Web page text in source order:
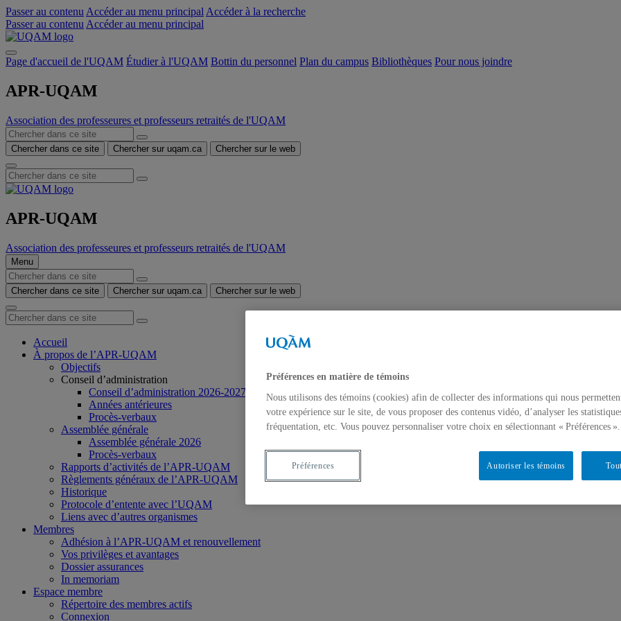
Passer au contenu Accéder au menu principal Accéder à la recherche
Passer au contenu Accéder au menu principal
Page d'accueil de l'UQAM Étudier à l'UQAM Bottin du personnel Plan du campus Bibliothèques Pour nous joindre
APR-UQAM
Association des professeures et professeurs retraités de l'UQAM
Chercher dans ce site Chercher sur uqam.ca Chercher sur le web
APR-UQAM
Association des professeures et professeurs retraités de l'UQAM
Menu
Chercher dans ce site Chercher sur uqam.ca Chercher sur le web
Accueil
À propos de l’APR-UQAM
Objectifs
Conseil d’administration
Conseil d’administration 2026-2027
Années antérieures
Procès-verbaux
Assemblée générale
Assemblée générale 2026
Procès-verbaux
Rapports d’activités de l’APR-UQAM
Règlements généraux de l’APR-UQAM
Historique
Protocole d’entente avec l’UQAM
Liens avec d’autres organismes
Membres
Adhésion à l’APR-UQAM et renouvellement
Vos privilèges et avantages
Dossier assurances
In memoriam
Espace membre
Répertoire des membres actifs
Connexion
Préférences en matière de témoins
Nous utilisons des témoins (cookies) afin de collecter des informations qui nous
votre expérience sur le site, de vous proposer des contenus vidéo, d’analyser les
fréquentation, etc. Vous pouvez personnaliser votre choix en sélectionnant « Préférences ».
Autoriser les témoins
Préférences